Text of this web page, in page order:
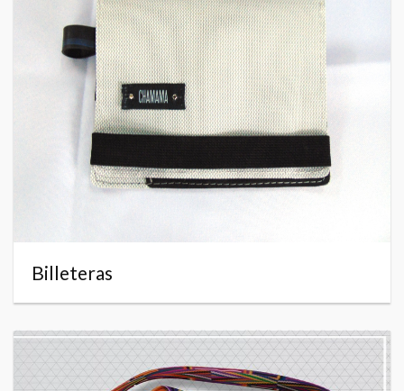
Billeteras